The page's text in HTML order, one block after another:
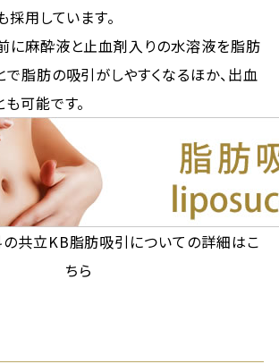
採用しています。
に麻酔液と止血剤入りの水溶液を脂肪
で脂肪の吸引がしやすくなるほか、出血
可能です。
共立KB脂肪吸引についての詳細はこ
ちら